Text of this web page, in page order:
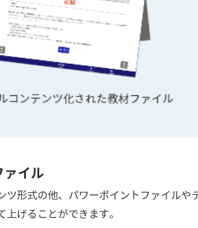
ァイル
ツ形式の他、パワーポイントファイル
上げることができます。